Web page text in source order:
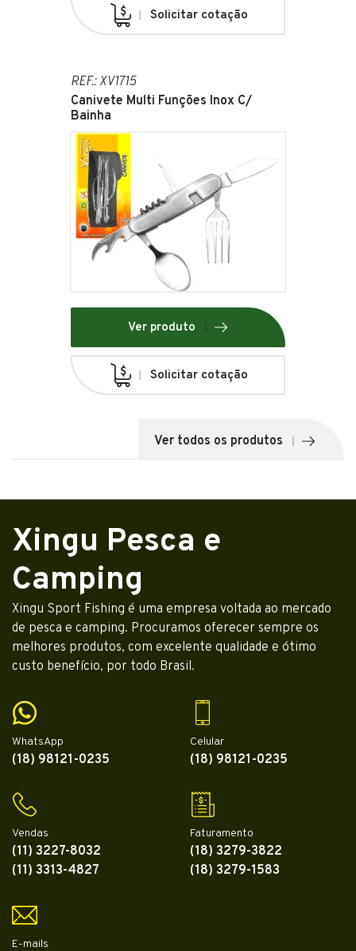
Solicitar cotação
REF.: XV1715
Canivete Multi Funções Inox C/
Bainha
Ver produto
Solicitar cotação
Ver todos os produtos
Xingu Pesca e
Camping
Xingu Sport Fishing é uma empresa voltada ao mercado
de pesca e camping. Procuramos oferecer sempre os
melhores produtos, com excelente qualidade e ótimo
custo benefício, por todo Brasil.
WhatsApp
(18) 98121-0235
Celular
(18) 98121-0235
Vendas
(11) 3227-8032
(11) 3313-4827
Faturamento
(18) 3279-3822
(18) 3279-1583
E-mails